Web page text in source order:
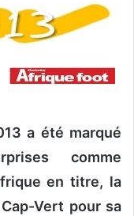
a été marqué
comme
en titre, la
Vert pour sa